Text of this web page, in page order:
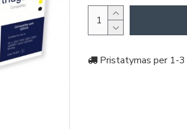
Pristatymas per 1-3